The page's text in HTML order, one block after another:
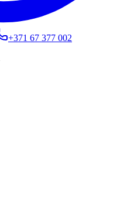
+371 67 377 002